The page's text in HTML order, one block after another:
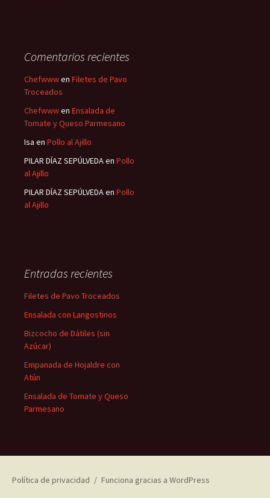
Comentarios recientes
Chefwwwen Filetes de Pavo
Troceados
Chefwwwen Ensalada de
Tomate y Queso Parmesano
Isa en Pollo al Ajillo
PILAR DÍAZ SEPÚLVEDAen Pollo
al Ajillo
PILAR DÍAZ SEPÚLVEDAen Pollo
al Ajillo
Entradas recientes
Filetes de Pavo Troceados
Ensalada con Langostinos
Bizcocho de Dátiles (sin
Azúcar)
Empanada de Hojaldre con
Atún
Ensalada de Tomate y Queso
Parmesano
Política de privacidad Funciona gracias a WordPress